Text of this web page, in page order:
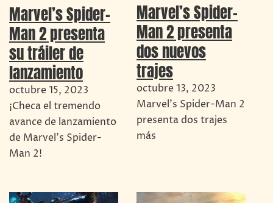
Marvel’s Spider-
Man 2 presenta
su tráiler de
lanzamiento
octubre 15, 2023
¡Checa el tremendo
avance de lanzamiento
de Marvel's Spider-
Man 2!
Marvel’s Spider-
Man 2 presenta
dos nuevos
trajes
octubre 13, 2023
Marvel's Spider-Man 2
presenta dos trajes
más